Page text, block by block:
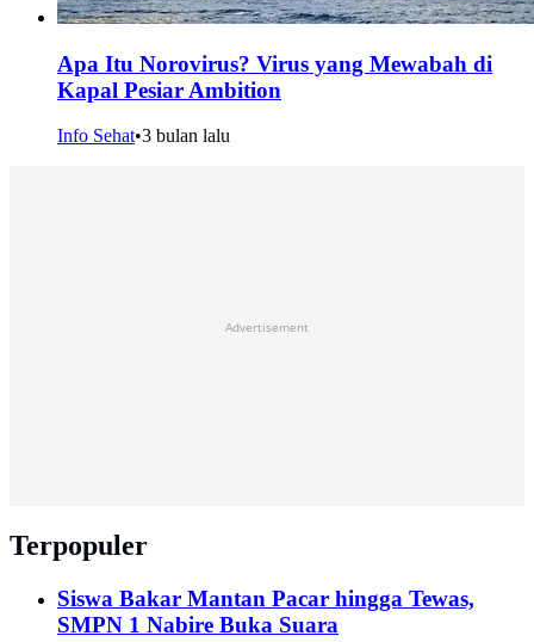
Apa Itu Norovirus? Virus yang Mewabah di
Kapal Pesiar Ambition
Info Sehat•3 bulan lalu
Advertisement
Terpopuler
Siswa Bakar Mantan Pacar hingga Tewas,
SMPN 1 Nabire Buka Suara